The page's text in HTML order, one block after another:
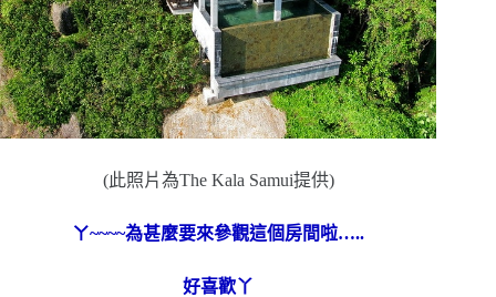
(此照片為The Kala Samui提供)
ㄚ~~~~為甚麼要來參觀這個房間啦…..
好喜歡丫